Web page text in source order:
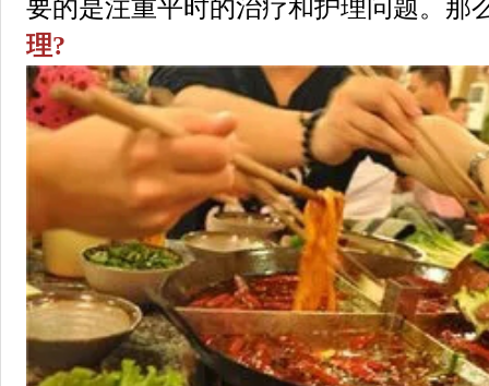
要的是注重平时的治疗和护理问题。那
理?